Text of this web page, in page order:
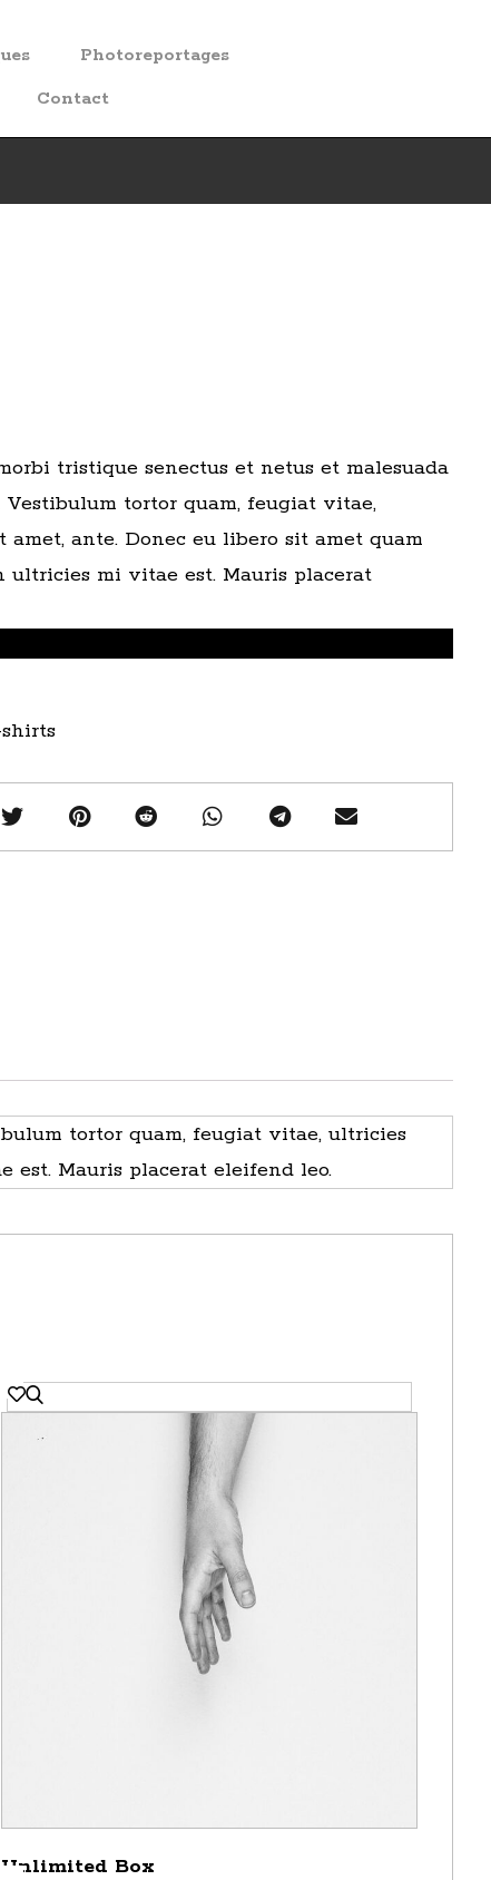
Photoreportages
Contact
tristique senectus et netus et malesuada
Vestibulum tortor quam, feugiat vitae,
ante. Donec eu libero sit amet quam
ultricies mi vitae est. Mauris placerat
tortor quam, feugiat vitae, ultricies
est. Mauris placerat eleifend leo.
Unlimited Box